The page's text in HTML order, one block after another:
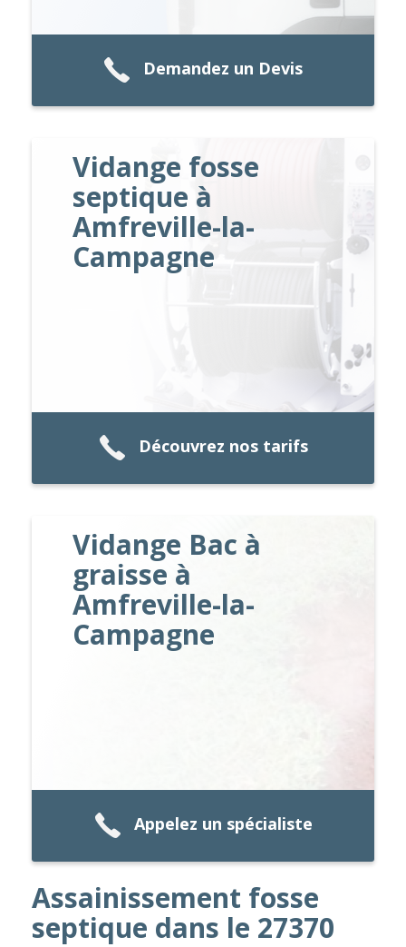
Demandez un Devis
Vidange fosse
septique à
Amfreville-la-
Campagne
Découvrez nos tarifs
Vidange Bac à
graisse à
Amfreville-la-
Campagne
Appelez un spécialiste
Assainissement fosse
septique dans le 27370